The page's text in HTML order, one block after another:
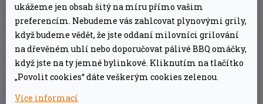
ukážeme jen obsah šitý na míru přímo vašim
preferencím. Nebudeme vás zahlcovat plynovými grily,
když budeme vědět, že jste oddaní milovníci grilování
na dřevěném uhlí nebo doporučovat pálivé BBQ omáčky,
když jste na ty jemné bylinkové. Kliknutím na tlačítko
„Povolit cookies“ dáte veškerým cookies zelenou.
Více informací
Teplotu v udírněBradley Smoker Original
budete mít pod kontrolou díky teploměru na
dvířkách udírny a po nastavení ji za vás
pohlídá vnitřní termostat. Teplotu lze
regulovat manuálněpomocí otočného knoflíku
na generátoru kouře. Stejně tak máte možnost